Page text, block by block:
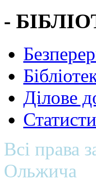
-
Ділове
Всі
Ольжича